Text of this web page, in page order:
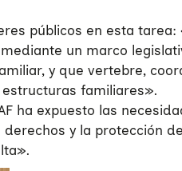
públicos en esta tarea:
un marco
y que vertebre,
estructuras familiares».
ha expuesto las
y la protección